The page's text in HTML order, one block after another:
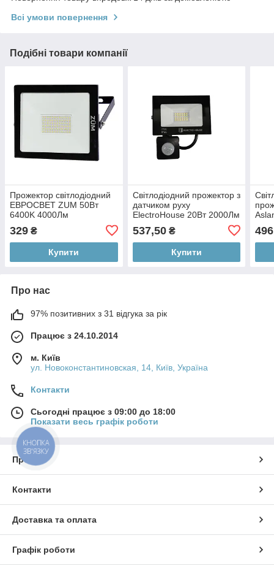
Всі умови повернення
Подібні товари компанії
Прожектор світлодіодний
ЕВРОСВЕТ ZUM 50Вт
6400K 4000Лм
329 ₴
Купити
Світлодіодний прожектор з
датчиком руху
ElectroHouse 20Вт 2000Лм
537,50₴
Купити
Про нас
97% позитивних з 31 відгука за рік
Працює з 24.10.2014
м. Київ
ул. Новоконстантиновская, 14, Київ, Україна
Контакти
Сьогодні працює з 09:00 до 18:00
Показати весь графік роботи
Про нас
Контакти
Доставка та оплата
Графік роботи
КНОПКА
ЗВ'ЯЗКУ